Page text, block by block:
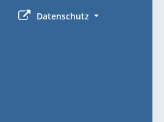
Datenschutz